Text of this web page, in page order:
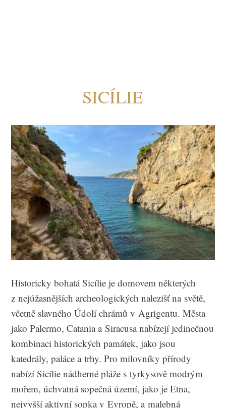
SICÍLIE
Historicky bohatá Sicílie je domovem některých
z nejúžasnějších archeologických nalezišť na světě,
včetně slavného Údolí chrámů v Agrigentu. Města
jako Palermo, Catania a Siracusa nabízejí jedinečnou
kombinaci historických památek, jako jsou
katedrály, paláce a trhy. Pro milovníky přírody
nabízí Sicílie nádherné pláže s tyrkysově modrým
mořem, úchvatná sopečná území, jako je Etna,
nejvyšší aktivní sopka v Evropě, a malebná